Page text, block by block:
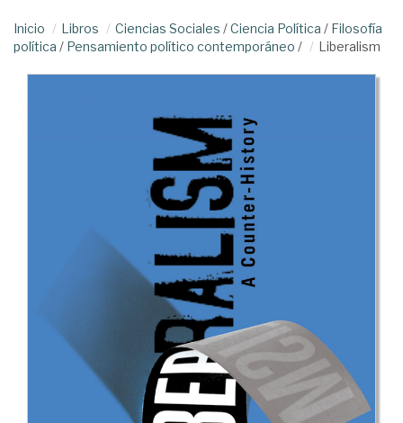
Inicio Libros Ciencias Sociales /Ciencia Política / Filosofía
política / Pensamiento político contemporáneo / Liberalism